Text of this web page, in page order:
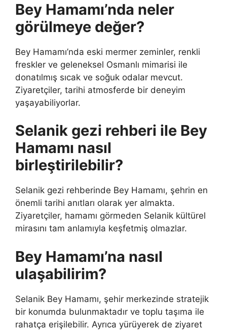
Bey Hamamı’nda neler
görülmeye değer?
Bey Hamamı’nda eski mermer zeminler, renkli
freskler ve geleneksel Osmanlı mimarisi ile
donatılmış sıcak ve soğuk odalar mevcut.
Ziyaretçiler, tarihi atmosferde bir deneyim
yaşayabiliyorlar.
Selanik gezi rehberi ile Bey
Hamamı nasıl
birleştirilebilir?
Selanik gezi rehberinde Bey Hamamı, şehrin en
önemli tarihi anıtları olarak yer almakta.
Ziyaretçiler, hamamı görmeden Selanik kültürel
mirasını tam anlamıyla keşfetmiş olmazlar.
Bey Hamamı’na nasıl
ulaşabilirim?
Selanik Bey Hamamı, şehir merkezinde stratejik
bir konumda bulunmaktadır ve toplu taşıma ile
rahatça erişilebilir. Ayrıca yürüyerek de ziyaret